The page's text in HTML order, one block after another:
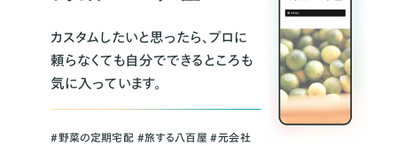
カスタムしたいと思ったら、プロに
頼らなくても自分でできるところも
気に入っています。
＃野菜の定期宅配 ＃旅する八百屋 ＃元会社